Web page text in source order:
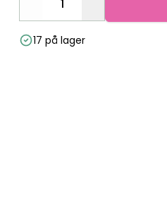
Decrease
17 på lager